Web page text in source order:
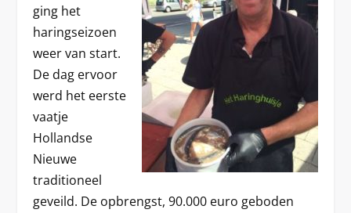
ging het
haringseizoen
weer van start.
De dag ervoor
werd het eerste
vaatje
Hollandse
Nieuwe
traditioneel
geveild. De opbrengst, 90.000 euro geboden